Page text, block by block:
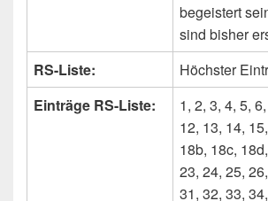
begeistert
sind bisher
RS-Liste:
Höchster
Einträge RS-Liste:
1, 2, 3, 4, 5,
12, 13, 14,
18b, 18c,
23, 24, 25,
31, 32, 33,